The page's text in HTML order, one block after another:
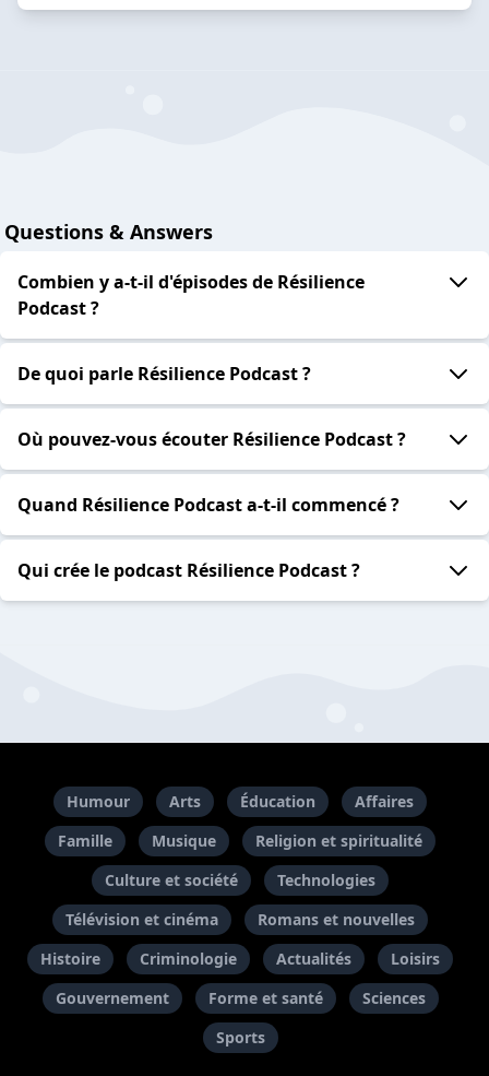
Questions & Answers
Combien y a-t-il d'épisodes de Résilience
Podcast ?
De quoi parle Résilience Podcast ?
Où pouvez-vous écouter Résilience Podcast ?
Quand Résilience Podcast a-t-il commencé ?
Qui crée le podcast Résilience Podcast ?
Humour Arts Éducation
Affaires
Famille
Musique
Religion et spiritualité
Culture et société
Technologies
Télévision et cinéma
Romans et nouvelles
Histoire
Criminologie Actualités
Loisirs
Gouvernement
Forme et santé
Sciences
Sports